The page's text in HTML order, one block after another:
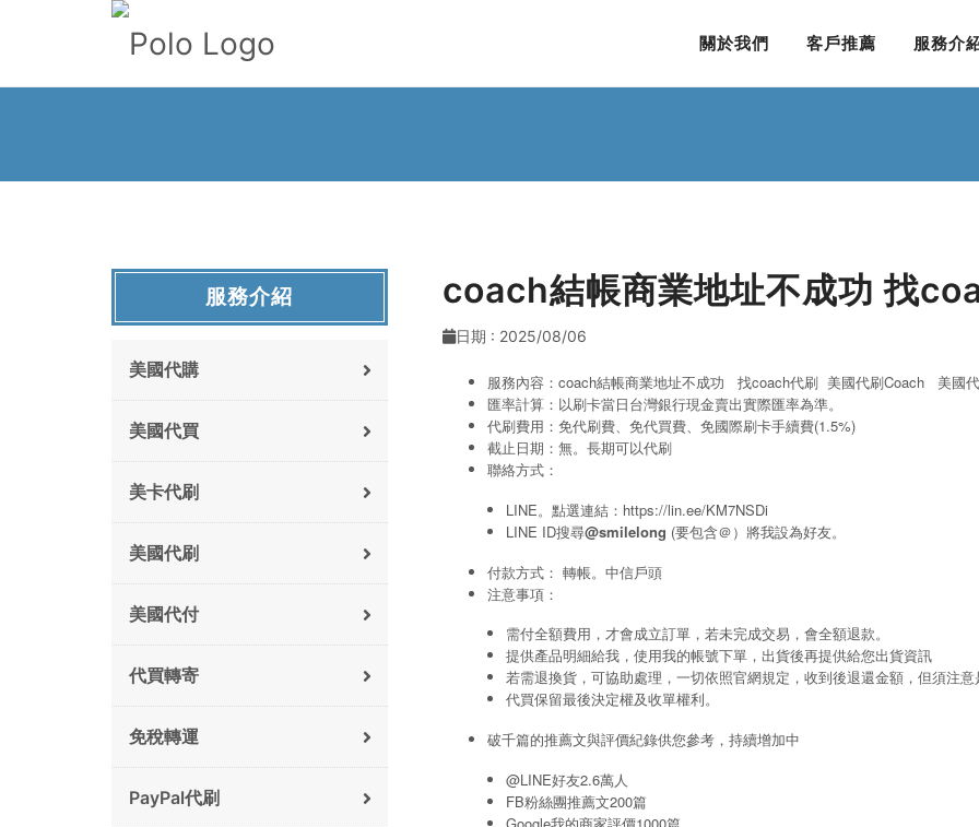
關於我們 客戶推薦 服務介
coach結帳商業地址不成功 找
日期 : 2025/08/06
服務內容：coach結帳商業地址不成功 找coach代刷 美國代刷Coach 美國
匯率計算：以刷卡當日台灣銀行現金賣出實際匯率為準。
代刷費用：免代刷費、免代買費、免國際刷卡手續費(1.5%)
截止日期：無。長期可以代刷
聯絡方式：
LINE。點選連結： https://lin.ee/KM7NSDi
LINE ID搜尋@smilelong (要包含＠）將我設為好友。
付款方式： 轉帳。中信戶頭
注意事項：
需付全額費用，才會成立訂單，若未完成交易，會全額退款。
提供產品明細給我，使用我的帳號下單，出貨後再提供給您出貨資訊
若需退換貨，可協助處理，一切依照官網規定，收到後退還金額，但須注
代買保留最後決定權及收單權利。
破千篇的推薦文與評價紀錄供您參考，持續增加中
@LINE好友2.6萬人
FB粉絲團推薦文200篇
服務介紹
美國代購
美國代買
美卡代刷
美國代刷
美國代付
代買轉寄
免稅轉運
PayPal代刷